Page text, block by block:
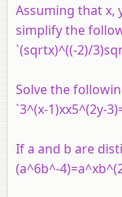
Assuming that x,
simplify the
`(sqrtx)^((-2)/
Solve the
`3^(x-1)xx5^(2y-
If a and b are
(a^6b^-